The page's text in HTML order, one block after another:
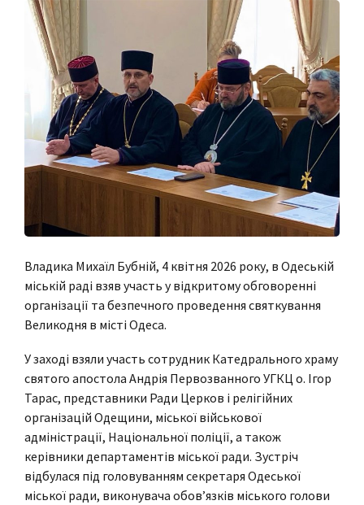
Владика Михаїл Бубній, 4 квітня 2026 року, в Одеській
міській раді взяв участь у відкритому обговоренні
організації та безпечного проведення святкування
Великодня в місті Одеса.
У заході взяли участь сотрудник Катедрального храму
святого апостола Андрія Первозванного УГКЦ о. Ігор
Тарас, представники Ради Церков і релігійних
організацій Одещини, міської військової
адміністрації, Національної поліції, а також
керівники департаментів міської ради. Зустріч
відбулася під головуванням секретаря Одеської
міської ради, виконувача обов’язків міського голови